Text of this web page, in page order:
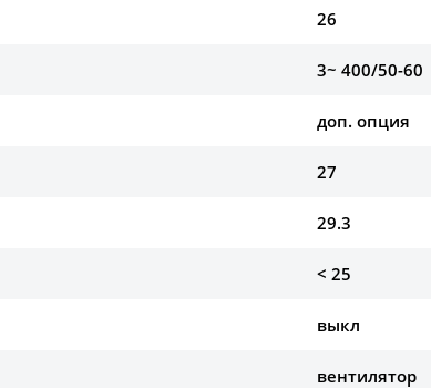
26
3~ 400/50-60
доп. опция
27
29.3
< 25
выкл
вентилятор